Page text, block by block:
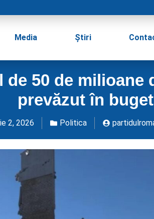
Media Știri
50 de milioane
prevăzut în buget
2, 2026 Politica